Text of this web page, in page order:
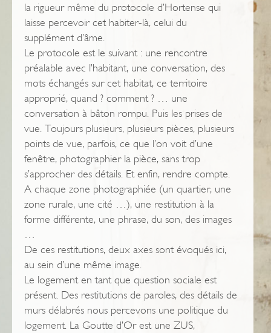
la rigueur même du protocole d’Hortense qui
laisse percevoir cet habiter-là, celui du
supplément d’âme.
Le protocole est le suivant : une rencontre
préalable avec l’habitant, une conversation, des
mots échangés sur cet habitat, ce territoire
approprié, quand ? comment ? … une
conversation à bâton rompu. Puis les prises de
vue. Toujours plusieurs, plusieurs pièces, plusieurs
points de vue, parfois, ce que l’on voit d’une
fenêtre, photographier la pièce, sans trop
s’approcher des détails. Et enfin, rendre compte.
A chaque zone photographiée (un quartier, une
zone rurale, une cité …), une restitution à la
forme différente, une phrase, du son, des images
…
De ces restitutions, deux axes sont évoqués ici,
au sein d’une même image.
Le logement en tant que question sociale est
présent. Des restitutions de paroles, des détails de
murs délabrés nous percevons une politique du
logement. La Goutte d’Or est une ZUS,